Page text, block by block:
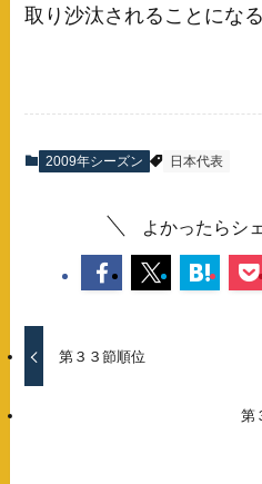
取り沙汰されることにな
2009年シーズン 日本代表
よかったらシ
第３３節順位
第